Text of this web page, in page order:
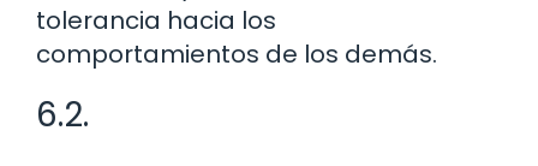
tolerancia hacia los
comportamientos de los demás.
6.2.